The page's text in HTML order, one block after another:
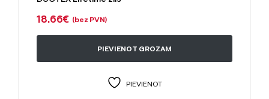
18.66€ (bez PVN)
PIEVIENOT GROZAM
PIEVIENOT